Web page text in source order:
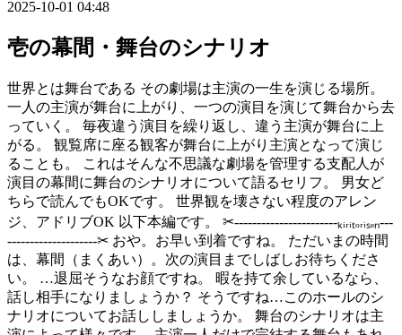
2025-10-01 04:48
壱の幕間・舞台のシナリオ
世界とは舞台である その劇場は主演の一生を演じる場所。
一人の主演が舞台に上がり、一つの演目を演じて舞台から去
っていく。 毎夜違う演目を繰り返し、違う主演が舞台に上
がる。 観覧席に座る観客が舞台に上がり主演となって演じ
ることも。 これはそんな不思議な劇場を管理する支配人が
演目の幕間に舞台のシナリオについて語るセリフ。 男女ど
ちらで読んでもOKです。 世界観を壊さない程度のアレン
ジ、アドリブOK 以下本編です。 ✂︎-----------------------ₖᵢᵣᵢₜₒᵣᵢₛₑₙ---
--------------------✂︎ おや。お早い到着ですね。 ただいまの時間
は、幕間（まくあい）。次の演目までしばしお待ちくださ
い。 …退屈そうなお顔ですね。 暇を持て余しているなら、
話し相手になりましょうか？ そうですね…このホールのシ
ナリオについてお話ししましょうか。 舞台のシナリオは主